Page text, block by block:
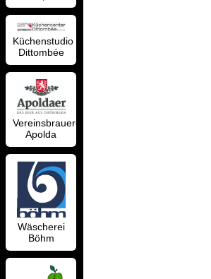
Küchenstudio
Dittombée
Vereinsbrauerei
Apolda
Wäscherei
Böhm